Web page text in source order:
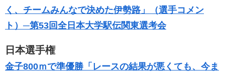
く、チームみんなで決めた伊勢路」（選手コメン
ト）─第53回全日本大学駅伝関東選考会
日本選手権
金子800ｍで準優勝「レースの結果が悪くても、今ま